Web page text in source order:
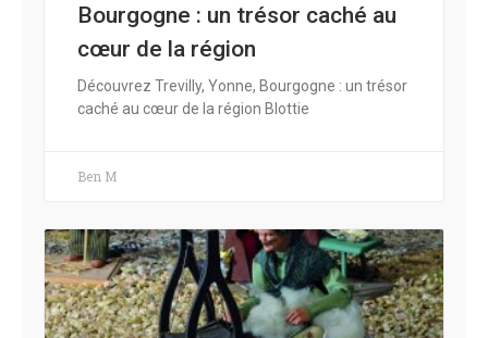
Bourgogne : un trésor caché au
cœur de la région
Découvrez Trevilly, Yonne, Bourgogne : un trésor
caché au cœur de la région Blottie
Ben M